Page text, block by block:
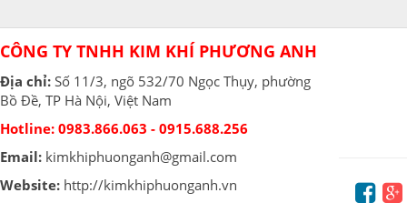
CÔNG TY TNHH KIM KHÍ PHƯƠNG ANH
Địa chỉ: Số 11/3, ngõ 532/70 Ngọc Thụy, phường
Bồ Đề, TP Hà Nội, Việt Nam
Hotline: 0983.866.063 - 0915.688.256
Email: kimkhiphuonganh@gmail.com
Website: http://kimkhiphuonganh.vn